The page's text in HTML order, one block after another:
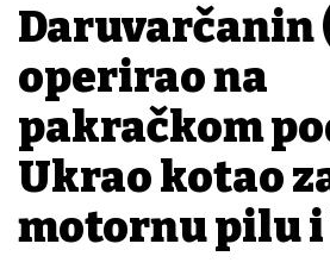
Daruvarčanin
operirao na
pakračkom
Ukrao kotao
motornu pilu